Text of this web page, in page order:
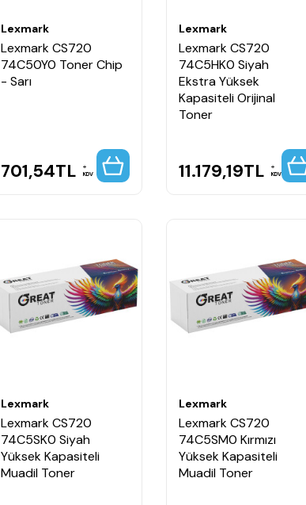
Lexmark
Lexmark CS720
74C50Y0 Toner Chip
- Sarı
701,54TL KDV
Lexmark
Lexmark CS720
74C5HK0 Siyah
Ekstra Yüksek
Kapasiteli Orijinal
Toner
11.179,19TL KDV
Lexmark
Lexmark CS720
74C5SK0 Siyah
Yüksek Kapasiteli
Muadil Toner
Lexmark
Lexmark CS720
74C5SM0 Kırmızı
Yüksek Kapasiteli
Muadil Toner